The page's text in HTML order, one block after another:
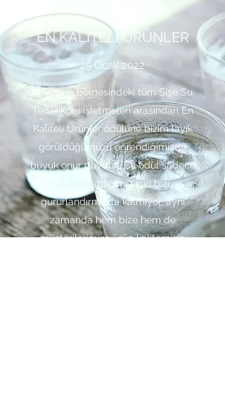
EN KALITELI ÜRÜNLER
25 Ocak 2022
Marmara bölgesindeki tüm Şişe Su
Tedarikçisi işletmeleri arasından En
Kaliteli Ürünler ödülüne bizim layık
görüldüğümüzü öğrendiğimizde
büyük onur duyduk. Bu ödül sadece
iyi iş çıkardığımız için bizi
gururlandırmakla kalmıyor, aynı
zamanda hem bize hem de
müşterilerimize ürün kalitemizin